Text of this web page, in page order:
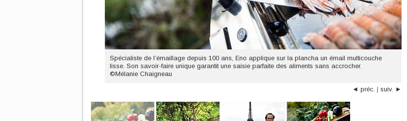
Spécialiste de l’émaillage depuis 100 ans, Eno applique sur la plancha un émail multicouche
lisse. Son savoir-faire unique garantit une saisie parfaite des aliments sans accrocher.
©Mélanie Chaigneau
◄ préc. | suiv. ►